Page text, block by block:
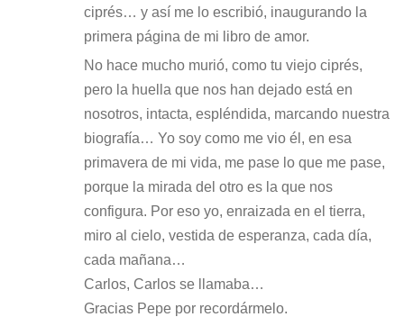
ciprés… y así me lo escribió, inaugurando la
primera página de mi libro de amor.
No hace mucho murió, como tu viejo ciprés,
pero la huella que nos han dejado está en
nosotros, intacta, espléndida, marcando nuestra
biografía… Yo soy como me vio él, en esa
primavera de mi vida, me pase lo que me pase,
porque la mirada del otro es la que nos
configura. Por eso yo, enraizada en el tierra,
miro al cielo, vestida de esperanza, cada día,
cada mañana…
Carlos, Carlos se llamaba…
Gracias Pepe por recordármelo.